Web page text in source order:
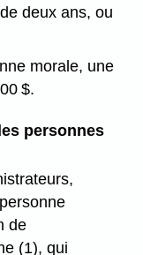
deux ans, ou
morale, une
$.
personnes
de
(1), qui